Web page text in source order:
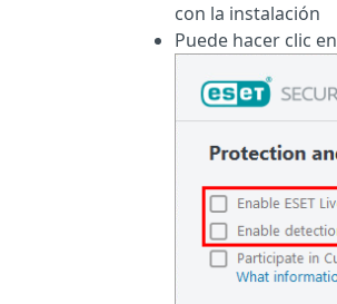
con la instalación
Puede hacer clic en